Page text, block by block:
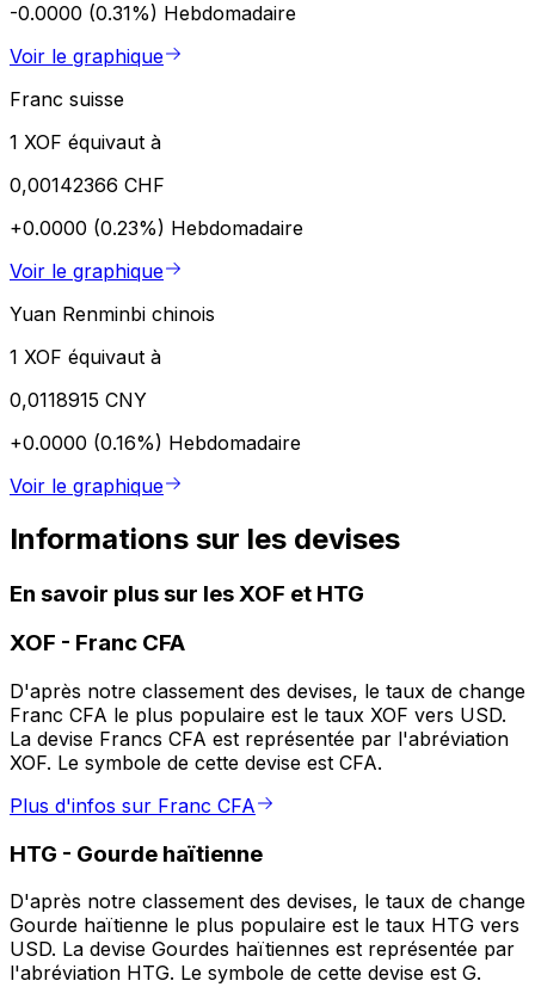
-0.0000 (0.31%) Hebdomadaire
Voir le graphique
Franc suisse
1 XOF équivaut à
0,00142366 CHF
+0.0000 (0.23%) Hebdomadaire
Voir le graphique
Yuan Renminbi chinois
1 XOF équivaut à
0,0118915 CNY
+0.0000 (0.16%) Hebdomadaire
Voir le graphique
Informations sur les devises
En savoir plus sur les XOF et HTG
XOF - Franc CFA
D'après notre classement des devises, le taux de change
Franc CFA le plus populaire est le taux XOF vers USD.
La devise Francs CFA est représentée par l'abréviation
XOF. Le symbole de cette devise est CFA.
Plus d'infos sur Franc CFA
HTG - Gourde haïtienne
D'après notre classement des devises, le taux de change
Gourde haïtienne le plus populaire est le taux HTG vers
USD. La devise Gourdes haïtiennes est représentée par
l'abréviation HTG. Le symbole de cette devise est G.